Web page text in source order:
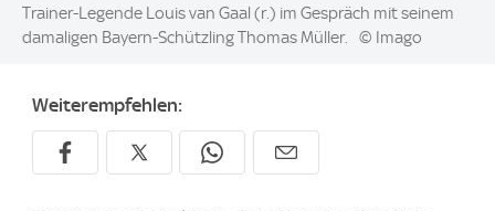
Image:
Trainer-Legende Louis van Gaal (r.) im Gespräch mit seinem
damaligen Bayern-Schützling Thomas Müller.
© Imago
Weiterempfehlen: